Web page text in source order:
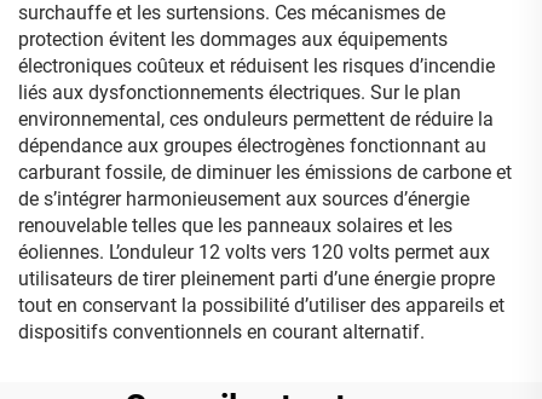
surchauffe et les surtensions. Ces mécanismes de
protection évitent les dommages aux équipements
électroniques coûteux et réduisent les risques d’incendie
liés aux dysfonctionnements électriques. Sur le plan
environnemental, ces onduleurs permettent de réduire la
dépendance aux groupes électrogènes fonctionnant au
carburant fossile, de diminuer les émissions de carbone et
de s’intégrer harmonieusement aux sources d’énergie
renouvelable telles que les panneaux solaires et les
éoliennes. L’onduleur 12 volts vers 120 volts permet aux
utilisateurs de tirer pleinement parti d’une énergie propre
tout en conservant la possibilité d’utiliser des appareils et
dispositifs conventionnels en courant alternatif.